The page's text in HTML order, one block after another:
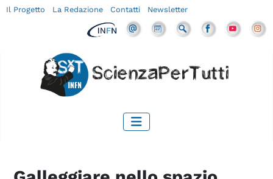
Il Progetto La Redazione Contatti Newsletter